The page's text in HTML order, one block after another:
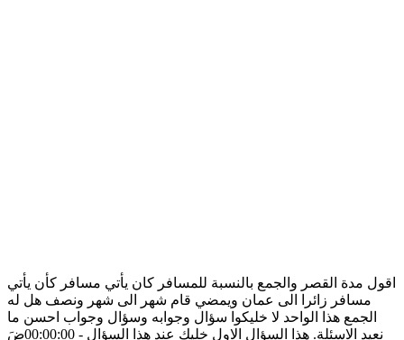
اقول مدة القصر والجمع بالنسبة للمسافر كان يأتي مسافر كأن يأتي
مسافر زائرا الى عمان ويمضي قام شهر الى شهر ونصف هل له
الجمع هذا الواحد لا خليكوا سؤال وجوابه وسؤال وجواب احسن ما
نعيد الاسئلة. هذا السؤال الاول خليك عند هذا السؤال - 00:00:00 ضَ